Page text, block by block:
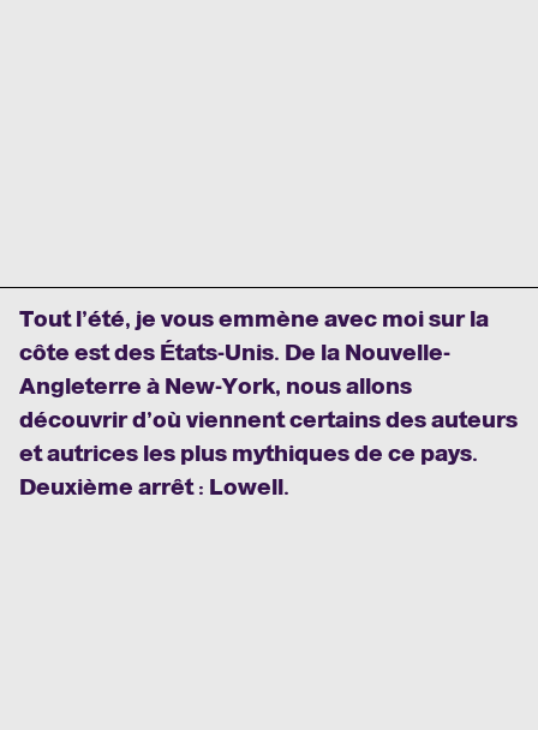
Tout l’été, je vous emmène avec moi sur la
côte est des États-Unis. De la Nouvelle-
Angleterre à New-York, nous allons
découvrir d’où viennent certains des auteurs
et autrices les plus mythiques de ce pays.
Deuxième arrêt : Lowell.